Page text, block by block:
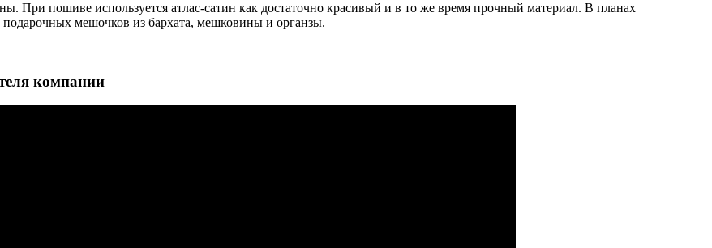
При пошиве используется атлас-сатин как достаточно красивый и в то же время прочный материал. В планах
подарочных мешочков из бархата, мешковины и органзы.
компании